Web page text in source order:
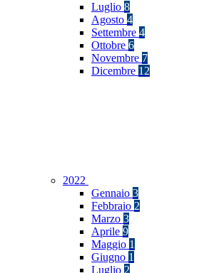
Luglio 8
Agosto 4
Settembre 4
Ottobre 6
Novembre 7
Dicembre 12
2022
Gennaio 3
Febbraio 2
Marzo 3
Aprile 9
Maggio 1
Giugno 1
Luglio 2